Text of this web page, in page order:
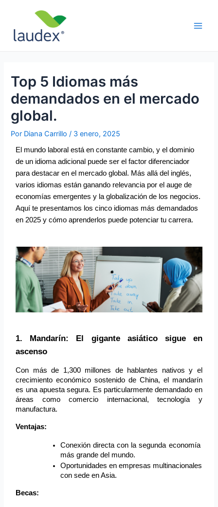
contenido
Top 5 Idiomas más
demandados en el mercado
global.
Por Diana Carrillo/ 3 enero, 2025
El mundo laboral está en constante cambio, y el dominio
de un idioma adicional puede ser el factor diferenciador
para destacar en el mercado global. Más allá del inglés,
varios idiomas están ganando relevancia por el auge de
economías emergentes y la globalización de los negocios.
Aquí te presentamos los cinco idiomas más demandados
en 2025 y cómo aprenderlos puede potenciar tu carrera.
1. Mandarín: El gigante asiático sigue en
ascenso
Con más de 1,300 millones de hablantes nativos y el
crecimiento económico sostenido de China, el mandarín
es una apuesta segura. Es particularmente demandado en
áreas como comercio internacional, tecnología y
manufactura.
Ventajas:
Conexión directa con la segunda economía
más grande del mundo.
Oportunidades en empresas multinacionales
con sede en Asia.
Becas:
entradas